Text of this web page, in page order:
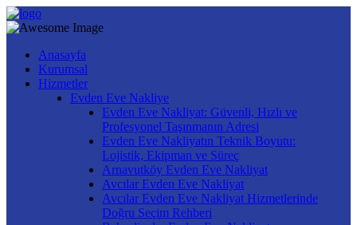
Anasayfa
Kurumsal
Hizmetler
Evden Eve Nakliye
Evden Eve Nakliyat: Güvenli, Hızlı ve
Profesyonel Taşınmanın Adresi
Evden Eve Nakliyatın Teknik Boyutu:
Lojistik, Ekipman ve Süreç
Arnavutköy Evden Eve Nakliyat
Avcılar Evden Eve Nakliyat
Avcılar Evden Eve Nakliyat Hizmetlerinde
Doğru Seçim Rehberi